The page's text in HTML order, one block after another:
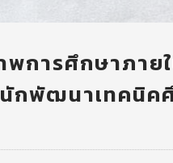
การศึกษาภาย
กพัฒนาเทคนิค